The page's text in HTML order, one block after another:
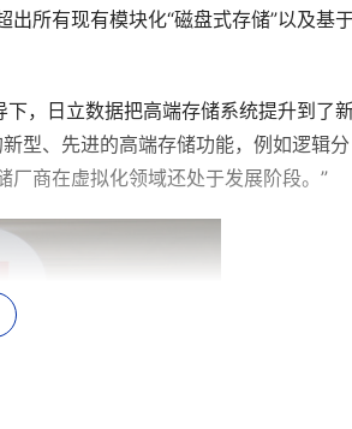
所有现有模块化“磁盘式存储”以及基
，日立数据把高端存储系统提升到了
型、先进的高端存储功能，例如逻辑分
厂商在虚拟化领域还处于发展阶段。”